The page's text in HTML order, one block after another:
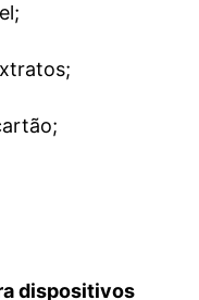
dispositivos